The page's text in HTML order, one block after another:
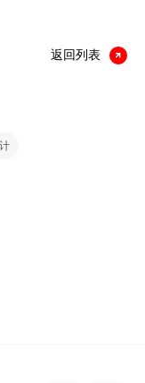
返回列表